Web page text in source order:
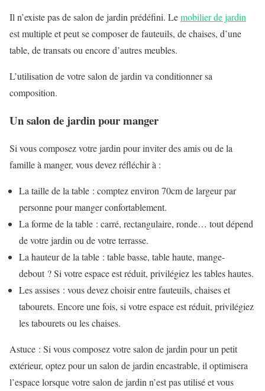
Il n’existe pas de salon de jardin prédéfini. Lemobilier de jardin
est multiple et peut se composer de fauteuils, de chaises, d’une
table, de transats ou encore d’autres meubles.
L’utilisation de votre salon de jardin va conditionner sa
composition.
Un salon de jardin pour manger
Si vous composez votre jardin pour inviter des amis ou de la
famille à manger, vous devez réfléchir à :
La taille de la table : comptez environ 70cm de largeur par
personne pour manger confortablement.
La forme de la table : carré, rectangulaire, ronde… tout dépend
de votre jardin ou de votre terrasse.
La hauteur de la table : table basse, table haute, mange-
debout ? Si votre espace est réduit, privilégiez les tables hautes.
Les assises : vous devez choisir entre fauteuils, chaises et
tabourets. Encore une fois, si votre espace est réduit, privilégiez
les tabourets ou les chaises.
Astuce : Si vous composez votre salon de jardin pour un petit
extérieur, optez pour un salon de jardin encastrable, il optimisera
l’espace lorsque votre salon de jardin n’est pas utilisé et vous